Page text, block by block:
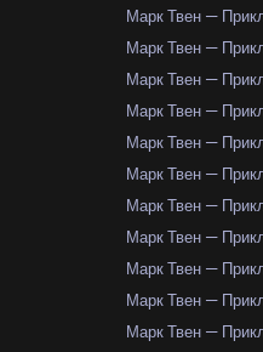
Марк Твен —
Марк Твен —
Марк Твен —
Марк Твен —
Марк Твен —
Марк Твен —
Марк Твен —
Марк Твен —
Марк Твен —
Марк Твен —
Марк Твен —